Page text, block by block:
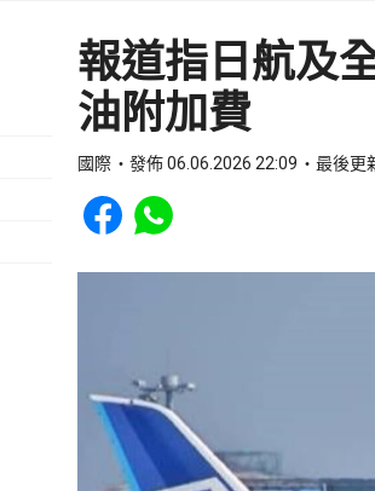
報道指日航及
油附加費
國際 發佈 06.06.2026 22:09 最後更
Share to Facebook
Share to WhatsApp